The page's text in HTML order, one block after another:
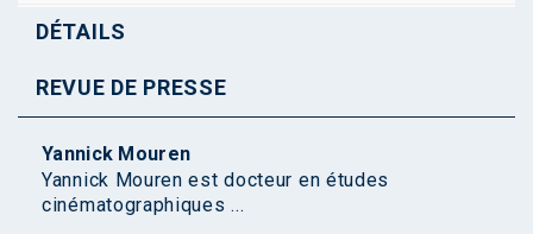
DÉTAILS
REVUE DE PRESSE
Yannick Mouren
Yannick Mouren est docteur en études
cinématographiques ...